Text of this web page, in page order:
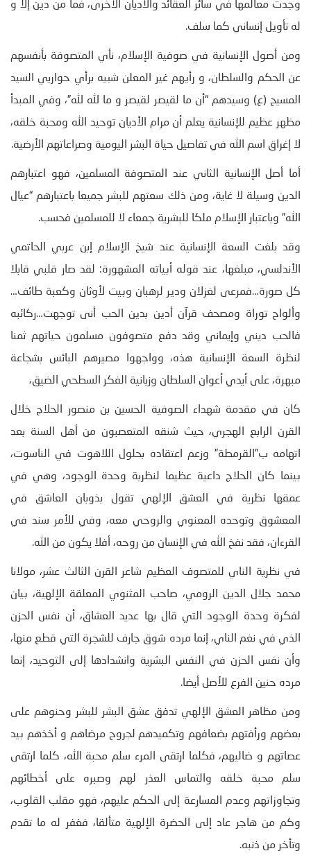
وجدت معالمها في سائر العقائد والأديان الأخرى، فما من دين إلا و
له تأويل إنساني كما سلف.
ومن أصول الإنسانية في صوفية الإسلام، نأي المتصوفة بأنفسهم
عن الحكم والسلطان، و رأيهم غير المعلن شبيه برأي حواريي السيد
المسيح (ع) وسيدهم “أن ما لقيصر لقيصر و ما لله لله”، وفي المبدأ
مظهر عظيم للإنسانية يعلم أن مرام الأديان توحيد الله ومحبة خلقه،
لا إغراق اسم الله في تفاصيل حياة البشر اليومية وصراعاتهم الأرضية.
أما أصل الإنسانية الثاني عند المتصوفة المسلمين، فهو اعتبارهم
الدين وسيلة لا غاية، ومن ذلك سعتهم للبشر جميعا باعتبارهم “عيال
الله” وباعتبار الإسلام ملكا للبشرية جمعاء لا للمسلمين فحسب.
وقد بلغت السعة الإنسانية عند شيخ الإسلام إبن عربي الحاتمي
الأندلسي، مبلغها، عند قوله أبياته المشهورة: لقد صار قلبي قابلا
كل صورة…فمرعى لغزلان ودير لرهبان وبيت لأوثان وكعبة طائف…
وألواح توراة ومصحف قرآن أدين بدين الحب أنى توجهت…ركائبه
فالحب ديني وإيماني وقد دفع متصوفون مسلمون حياتهم ثمنا
لنظرة السعة الإنسانية هذه، وواجهوا مصيرهم البائس بشجاعة
مبهرة، على أيدي أعوان السلطان وزبانية الفكر السطحي الضيق،
كان في مقدمة شهداء الصوفية الحسين بن منصور الحلاج خلال
القرن الرابع الهجري، حيث شنقه المتعصبون من أهل السنة بعد
اتهامه ب”القرمطة” وزعم اعتقاده بحلول اللاهوت في الناسوت،
بينما كان الحلاج داعية عظيما لنظرية وحدة الوجود، وهي في
عمقها نظرية في العشق الإلهي تقول بذوبان العاشق في
المعشوق وتوحده المعنوي والروحي معه، وفي للأمر سند في
القرءان، فقد نفخ الله في الإنسان من روحه، أفلا يكون من الله.
في نظرية الناي للمتصوف العظيم شاعر القرن الثالث عشر، مولانا
محمد جلال الدين الرومي، صاحب المثنوي المعلقة الإلهية، بيان
لفكرة وحدة الوجود التي قال بها عديد العشاق، أن نفس الحزن
الذي في نغم الناي، إنما مرده شوق جارف للشجرة التي قطع منها،
وأن نفس الحزن في النفس البشرية وانشدادها إلى التوحيد، إنما
مرده حنين الفرع للأصل أيضا.
ومن مظاهر العشق الإلهي تدفق عشق البشر للبشر وحنوهم على
بعضهم ورأفتهم بضعافهم وتكميدهم لجروح مرضاهم و أخذهم بيد
عصاتهم و ضاليهم، فكلما ارتقى المرء سلم محبة الله، كلما ارتقى
سلم محبة خلقه والتماس العذر لهم وصبره على أخطائهم
وتجاوزاتهم وعدم المسارعة إلى الحكم عليهم، فهو مقلب القلوب،
وكم من هاجر عاد إلى الحضرة الإلهية متألقا، فغفر له ما تقدم
وتأخر من ذنبه.